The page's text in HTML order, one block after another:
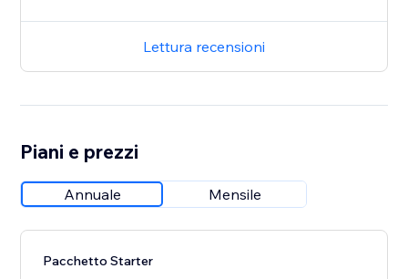
Lettura recensioni
Piani e prezzi
Annuale Mensile
Pacchetto Starter